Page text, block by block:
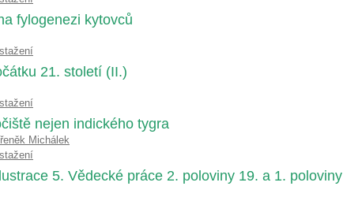
fylogenezi kytovců
21. století (II.)
nejen indického tygra
Michálek
5. Vědecké práce 2. poloviny 19. a 1. poloviny